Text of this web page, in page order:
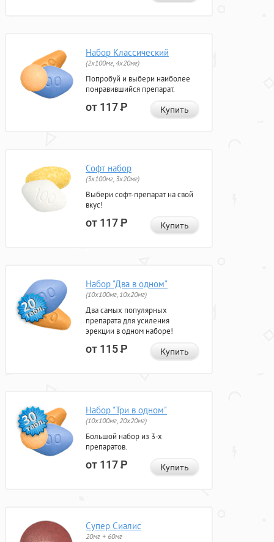
Набор Классический
(2x100мг, 4x20мг)
Попробуй и выбери наиболее
понравившийся препарат.
от 117Р Купить
Софт набор
(3x100мг, 3x20мг)
Выбери софт-препарат на свой
вкус!
от 117Р Купить
Набор "Два в одном"
(10x100мг, 10x20мг)
Два самых популярных
препарата для усиления
эрекции в одном наборе!
от 115Р Купить
Набор "Три в одном"
(10x100мг, 20x20мг)
Большой набор из 3-х
препаратов.
от 117Р Купить
Супер Сиалис
20мг + 60мг